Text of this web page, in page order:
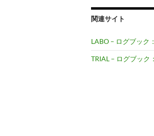
関連サイト
LABO – ログブック
TRIAL – ログブック